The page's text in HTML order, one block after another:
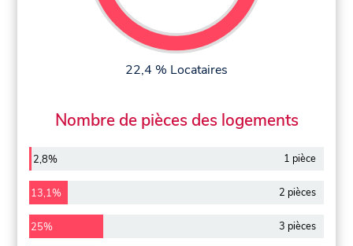
22,4 % Locataires
Nombre de pièces des logements
2,8% 1 pièce
13,1% 2 pièces
25% 3 pièces